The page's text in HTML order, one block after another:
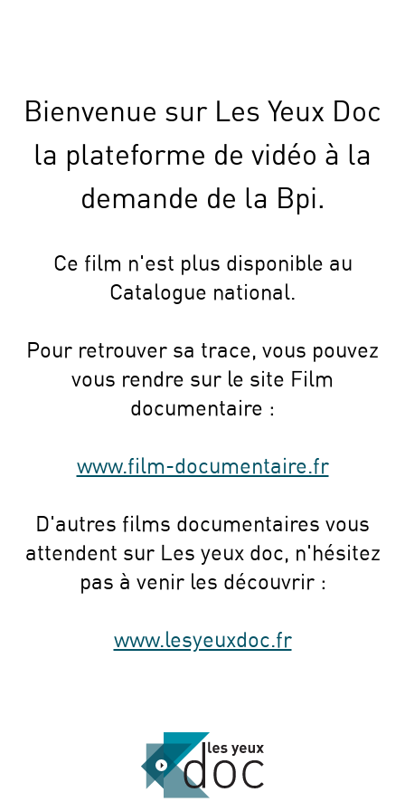
Bienvenue sur Les Yeux Doc
la plateforme de vidéo à la
demande de la Bpi.
Ce film n'est plus disponible au
Catalogue national.
Pour retrouver sa trace, vous pouvez
vous rendre sur le site Film
documentaire :
www.film-documentaire.fr
D'autres films documentaires vous
attendent sur Les yeux doc, n'hésitez
pas à venir les découvrir :
www.lesyeuxdoc.fr